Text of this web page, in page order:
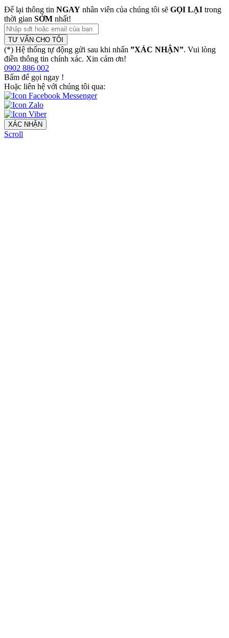
Để lại thông tin NGAY nhân viên của chúng tôi sẽ GỌI LẠI trong
thời gian SỚM nhất!
TƯ VẤN CHO TÔI
(*) Hệ thống tự động gửi sau khi nhấn ”XÁC NHẬN”. Vui lòng
điền thông tin chính xác. Xin cảm ơn!
0902 886 002
Bấm để gọi ngay !
Hoặc liên hệ với chúng tôi qua:
XÁC NHẬN
Scroll